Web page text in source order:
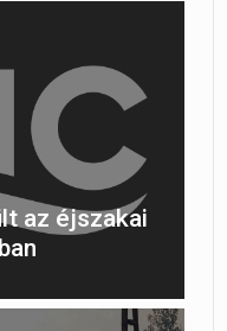
az éjszakai